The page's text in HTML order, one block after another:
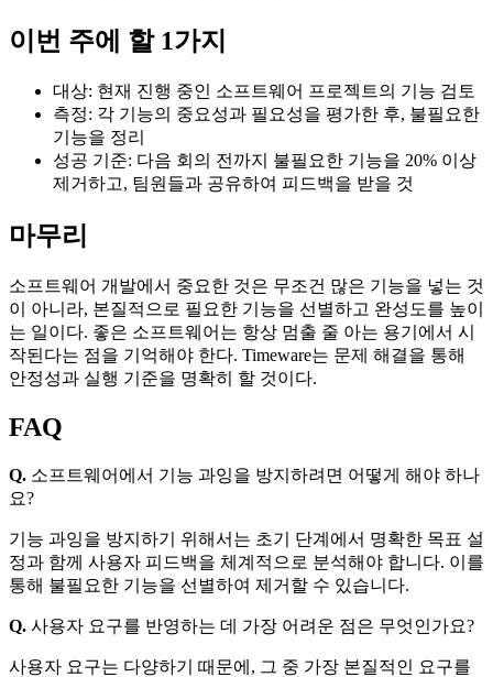
이번 주에 할 1가지
대상: 현재 진행 중인 소프트웨어 프로젝트의 기능 검토
측정: 각 기능의 중요성과 필요성을 평가한 후, 불필요한
기능을 정리
성공 기준: 다음 회의 전까지 불필요한 기능을 20% 이상
제거하고, 팀원들과 공유하여 피드백을 받을 것
마무리
소프트웨어 개발에서 중요한 것은 무조건 많은 기능을 넣는 것
이 아니라, 본질적으로 필요한 기능을 선별하고 완성도를 높이
는 일이다. 좋은 소프트웨어는 항상 멈출 줄 아는 용기에서 시
작된다는 점을 기억해야 한다. Timeware는 문제 해결을 통해
안정성과 실행 기준을 명확히 할 것이다.
FAQ
Q. 소프트웨어에서 기능 과잉을 방지하려면 어떻게 해야 하나
요?
기능 과잉을 방지하기 위해서는 초기 단계에서 명확한 목표 설
정과 함께 사용자 피드백을 체계적으로 분석해야 합니다. 이를
통해 불필요한 기능을 선별하여 제거할 수 있습니다.
Q. 사용자 요구를 반영하는 데 가장 어려운 점은 무엇인가요?
사용자 요구는 다양하기 때문에, 그 중 가장 본질적인 요구를